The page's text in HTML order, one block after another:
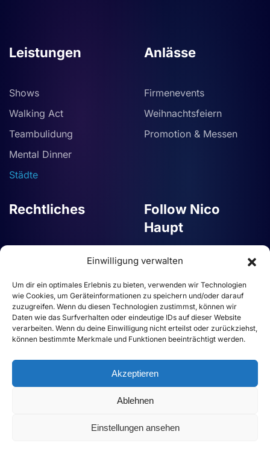
Einwilligung verwalten
Um dir ein optimales Erlebnis zu bieten, verwenden wir Technologien
wie Cookies, um Geräteinformationen zu speichern und/oder darauf
zuzugreifen. Wenn du diesen Technologien zustimmst, können wir
Daten wie das Surfverhalten oder eindeutige IDs auf dieser Website
verarbeiten. Wenn du deine Einwilligung nicht erteilst oder zurückziehst,
können bestimmte Merkmale und Funktionen beeinträchtigt werden.
Akzeptieren
Ablehnen
Einstellungen ansehen
Leistungen
Shows
Walking Act
Teambulidung
Mental Dinner
Städte
Anlässe
Firmenevents
Weihnachtsfeiern
Promotion & Messen
Rechtliches
Datenschutz
Mentalist buchen
Zauberer Firmenfeier
buchen
Mentalist Firmenfeier
Follow Nico
Haupt
YouTube
Instagram
facebook
LinkedIn
© Webdesign von WEBGÄNGER